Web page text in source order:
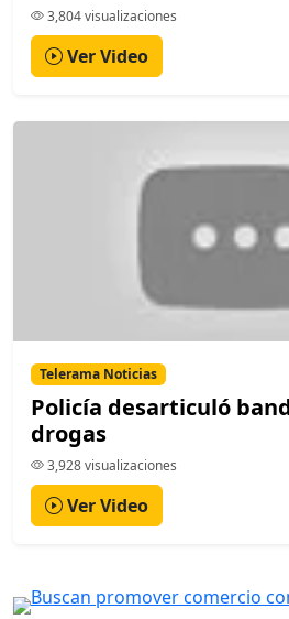
3,804 visualizaciones
Ver Video
Telerama Noticias
Policía desarticuló
drogas
3,928 visualizaciones
Ver Video